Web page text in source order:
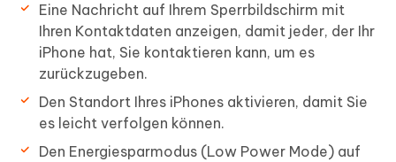
Eine Nachricht auf Ihrem Sperrbildschirm mit
Ihren Kontaktdaten anzeigen, damit jeder, der Ihr
iPhone hat, Sie kontaktieren kann, um es
zurückzugeben.
Den Standort Ihres iPhones aktivieren, damit Sie
es leicht verfolgen können.
Den Energiesparmodus (Low Power Mode) auf